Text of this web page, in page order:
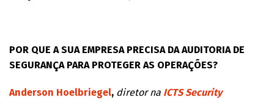
POR QUE A SUA EMPRESA PRECISA DA AUDITORIA DE
SEGURANÇA PARA PROTEGER AS OPERAÇÕES?
Anderson Hoelbriegel, diretor na ICTS Security